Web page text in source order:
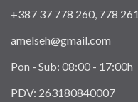
+387 37 778 260, 778 261
amelseh@gmail.com
Pon - Sub: 08:00 - 17:00h
PDV: 263180840007